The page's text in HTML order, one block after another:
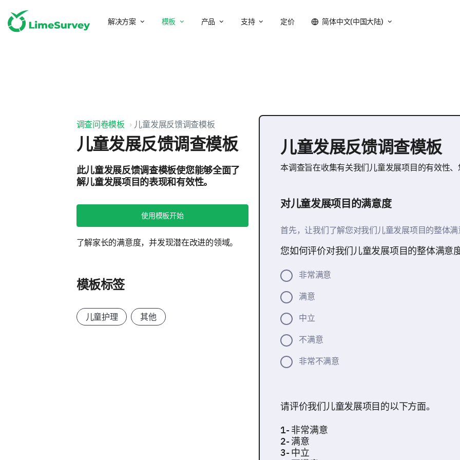
解决方案 模板 产品 支持 定价 简体中文(中国大陆)
调查问卷模板 儿童发展反馈调查模板
儿童发展反馈调查模板
此儿童发展反馈调查模板使您能够全面了
解儿童发展项目的表现和有效性。
使用模板开始
了解家长的满意度，并发现潜在改进的领域。
模板标签
儿童护理 其他
儿童发展反馈调查模板
本调查旨在收集有关我们儿童发展项目的有效性、
对儿童发展项目的满意度
首先，让我们了解您对我们儿童发展项目的整体满
您如何评价对我们儿童发展项目的整体满意
非常满意
满意
中立
不满意
非常不满意
请评价我们儿童发展项目的以下方面。
1- 非常满意
2- 满意
3- 中立